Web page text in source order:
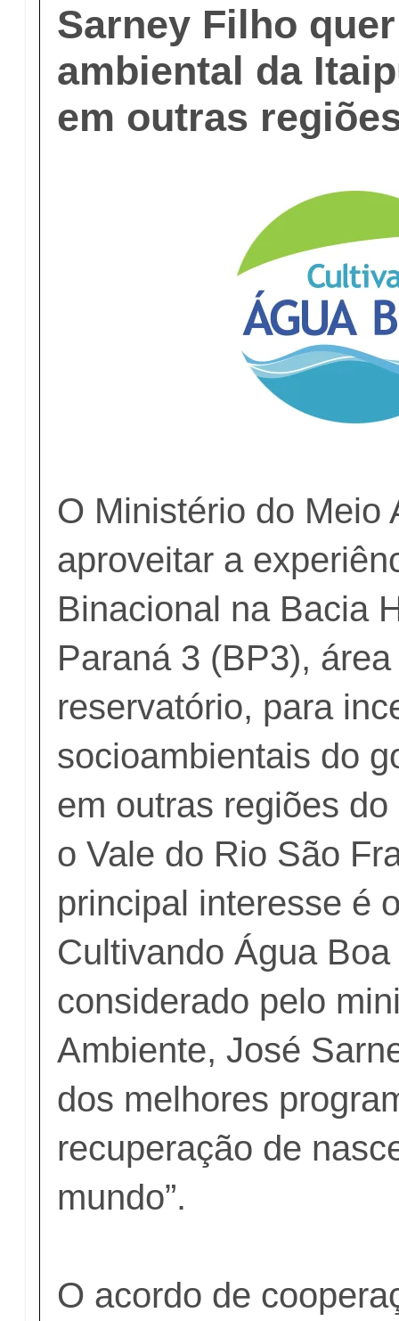
Sarney Filho
ambiental da
em outras
O Ministério do Meio
aproveitar a
Binacional na Bacia
Paraná 3 (BP3),
reservatório, para
socioambientais do
em outras regiões
o Vale do Rio São
principal interesse é
Cultivando Água
considerado pelo
Ambiente, José
dos melhores
recuperação de
mundo”.
O acordo de